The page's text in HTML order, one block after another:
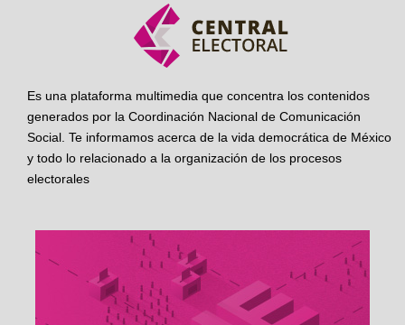
Es una plataforma multimedia que concentra los contenidos
generados por la Coordinación Nacional de Comunicación
Social. Te informamos acerca de la vida democrática de México
y todo lo relacionado a la organización de los procesos
electorales